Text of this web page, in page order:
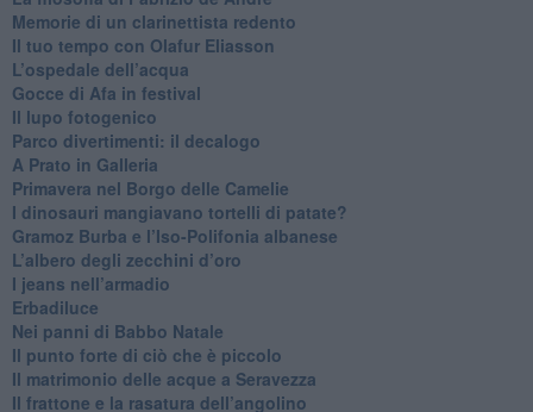
Memorie di un clarinettista redento
​Il tuo tempo con Olafur Eliasson
​L’ospedale dell’acqua
​Gocce di Afa in festival
​Il lupo fotogenico
​Parco divertimenti: il decalogo
​A Prato in Galleria
​Primavera nel Borgo delle Camelie
I dinosauri mangiavano tortelli di patate?
​Gramoz Burba e l’Iso-Polifonia albanese
L’albero degli zecchini d’oro
​I jeans nell’armadio
Erbadiluce
Nei panni di Babbo Natale
​Il punto forte di ciò che è piccolo
​Il matrimonio delle acque a Seravezza
​Il frattone e la rasatura dell’angolino